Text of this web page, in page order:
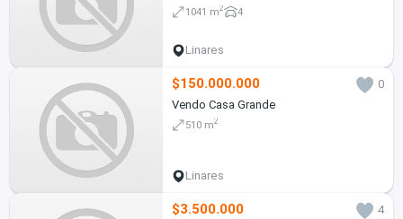
1041 m2 4
Linares
$150.000.000
0
Vendo Casa Grande
510 m2
Linares
$3.500.000
4